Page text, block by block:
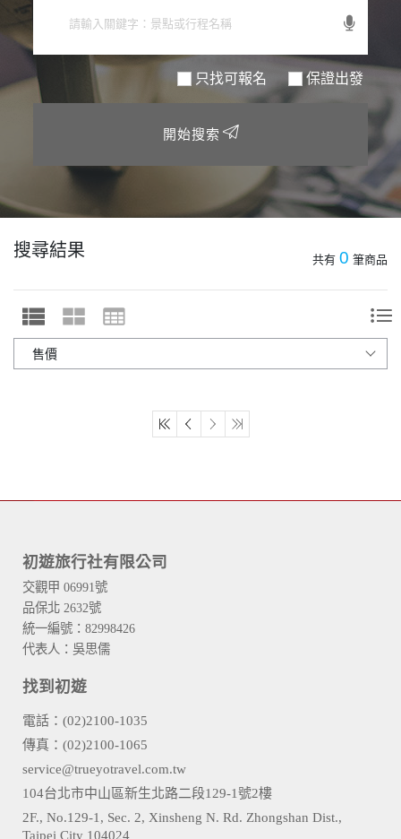
只找可報名 保證出發
開始搜索
搜尋結果 共有 0 筆商品
初遊旅行社有限公司
交觀甲 06991號
品保北 2632號
統一編號：82998426
代表人：吳思儒
找到初遊
電話：(02)2100-1035
傳真：(02)2100-1065
service@trueyotravel.com.tw
104台北市中山區新生北路二段129-1號2樓
2F., No.129-1, Sec. 2, Xinsheng N. Rd. Zhongshan Dist.,
Taipei City 104024